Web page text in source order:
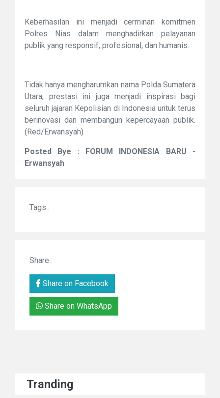
Keberhasilan ini menjadi cerminan komitmen
Polres Nias dalam menghadirkan pelayanan
publik yang responsif, profesional, dan humanis.
Tidak hanya mengharumkan nama Polda Sumatera
Utara, prestasi ini juga menjadi inspirasi bagi
seluruh jajaran Kepolisian di Indonesia untuk terus
berinovasi dan membangun kepercayaan publik.
(Red/Erwansyah)
Posted Bye : FORUM INDONESIA BARU -
Erwansyah
Tags :
Share :
Share on Facebook
Share on WhatsApp
Tranding